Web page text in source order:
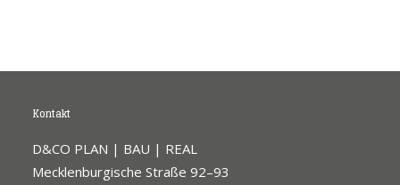
Kontakt
D&CO PLAN | BAU | REAL
Mecklenburgische Straße 92–93